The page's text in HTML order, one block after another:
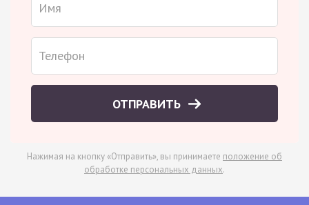
ОТПРАВИТЬ
Нажимая на кнопку «Отправить», вы принимаете положение об
обработке персональных данных.